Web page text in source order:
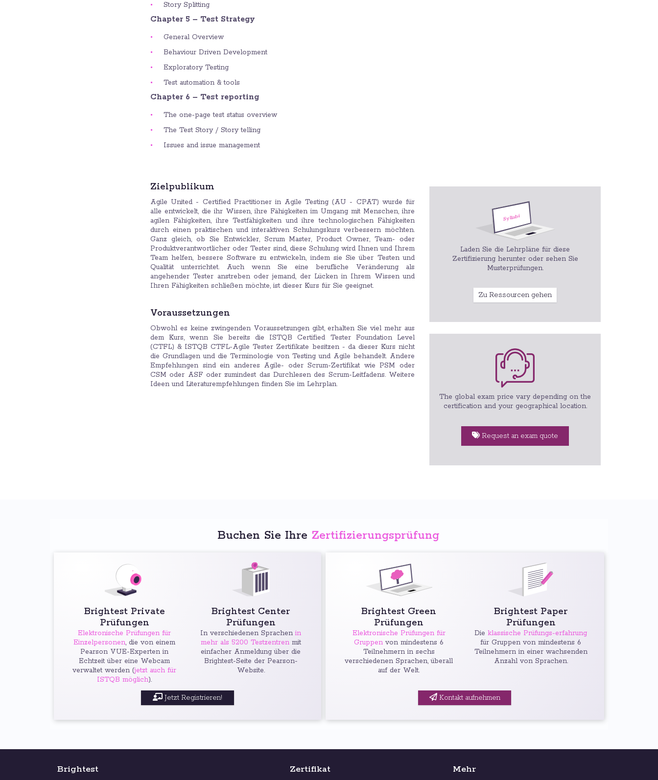
Story Splitting
Chapter 5 – Test Strategy
General Overview
Behaviour Driven Development
Exploratory Testing
Test automation & tools
Chapter 6 – Test reporting
The one-page test status overview
The Test Story / Story telling
Issues and issue management
Zielpublikum
Agile United - Certified Practitioner in Agile Testing (AU - CPAT) wurde für
alle entwickelt, die ihr Wissen, ihre Fähigkeiten im Umgang mit Menschen, ihre
agilen Fähigkeiten, ihre Testfähigkeiten und ihre technologischen Fähigkeiten
durch einen praktischen und interaktiven Schulungskurs verbessern möchten.
Ganz gleich, ob Sie Entwickler, Scrum Master, Product Owner, Team- oder
Produktverantwortlicher oder Tester sind, diese Schulung wird Ihnen und Ihrem
Team helfen, bessere Software zu entwickeln, indem sie Sie über Testen und
Qualität unterrichtet. Auch wenn Sie eine berufliche Veränderung als
angehender Tester anstreben oder jemand, der Lücken in Ihrem Wissen und
Ihren Fähigkeiten schließen möchte, ist dieser Kurs für Sie geeignet.
Voraussetzungen
Obwohl es keine zwingenden Voraussetzungen gibt, erhalten Sie viel mehr aus
dem Kurs, wenn Sie bereits die ISTQB Certified Tester Foundation Level
(CTFL) & ISTQB CTFL-Agile Tester Zertifikate besitzen - da dieser Kurs nicht
die Grundlagen und die Terminologie von Testing und Agile behandelt. Andere
Empfehlungen sind ein anderes Agile- oder Scrum-Zertifikat wie PSM oder
CSM oder ASF oder zumindest das Durchlesen des Scrum-Leitfadens. Weitere
Ideen und Literaturempfehlungen finden Sie im Lehrplan.
Laden Sie die Lehrpläne für diese
Zertifizierung herunter oder sehen Sie
Musterprüfungen.
Zu Ressourcen gehen
The global exam price vary depending on the
certification and your geographical location.
Request an exam quote
Buchen Sie Ihre Zertifizierungsprüfung:
Brightest Private
Prüfungen
Elektronische Prüfungen für
Einzelpersonen, die von einem
Pearson VUE-Experten in
Echtzeit über eine Webcam
verwaltet werden (jetzt auch für
ISTQB möglich).
Brightest Center
Prüfungen
In verschiedenen Sprachen in
mehr als 5200 Testzentrenmit
einfacher Anmeldung über die
Brightest-Seite der Pearson-
Website.
Jetzt Registrieren!
Brightest Green
Prüfungen
Elektronische Prüfungen für
Gruppen von mindestens 6
Teilnehmern in sechs
verschiedenen Sprachen, überall
auf der Welt.
Brightest Paper
Prüfungen
Dieklassische Prüfungs-erfahrung
für Gruppen von mindestens 6
Teilnehmern in einer wachsenden
Anzahl von Sprachen.
Kontakt aufnehmen
Brightest Zertifikat Mehr